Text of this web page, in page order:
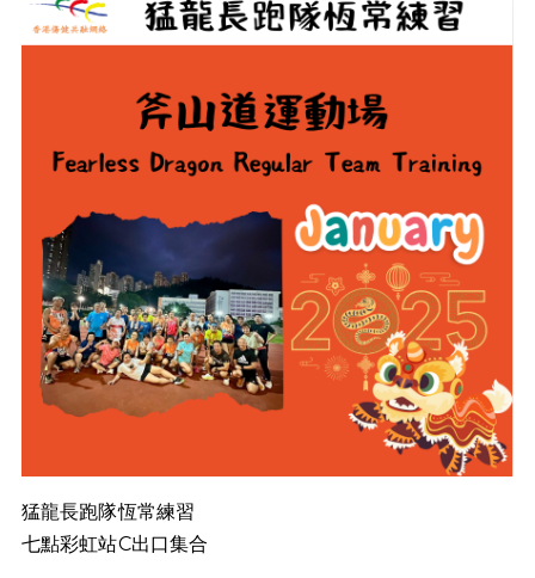
猛龍長跑隊恆常練習
七點彩虹站C出口集合